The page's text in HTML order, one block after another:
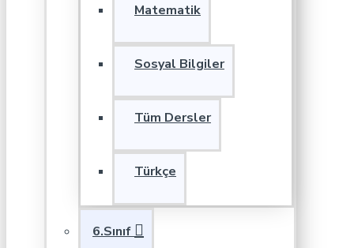
Matematik
Sosyal Bilgiler
Tüm Dersler
Türkçe
6.Sınıf